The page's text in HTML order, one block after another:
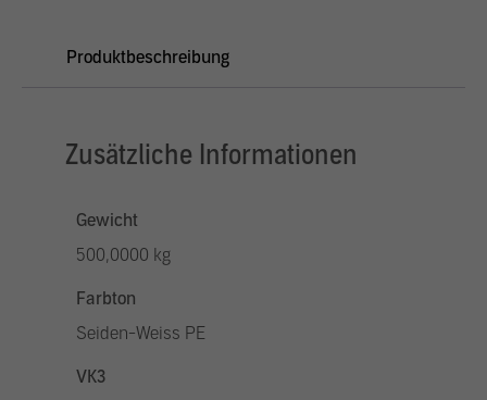
Produktbeschreibung
Zusätzliche Informationen
Gewicht
500,0000 kg
Farbton
Seiden-Weiss PE
VK3